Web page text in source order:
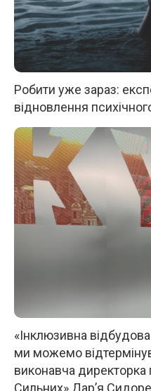
Робити уже зараз:
відновлення
«Інклюзивна
ми можемо
виконавча директорка
Сильних» Дар’я